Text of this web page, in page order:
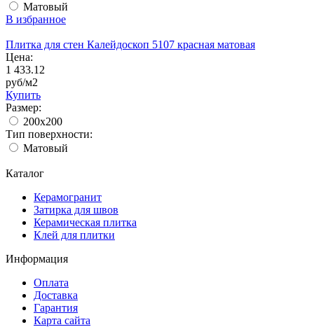
Матовый
В избранное
Плитка для стен Калейдоскоп 5107 красная матовая
Цена:
1 433.12
руб/м2
Купить
Размер:
200x200
Тип поверхности:
Матовый
Каталог
Керамогранит
Затирка для швов
Керамическая плитка
Клей для плитки
Информация
Оплата
Доставка
Гарантия
Карта сайта